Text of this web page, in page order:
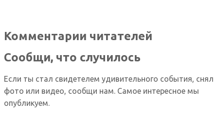
Комментарии читателей
Сообщи, что случилось
Если ты стал свидетелем удивительного события, снял
фото или видео, сообщи нам. Самое интересное мы
опубликуем.